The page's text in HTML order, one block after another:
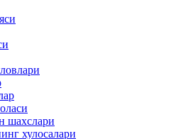
шахслари
хулосалари